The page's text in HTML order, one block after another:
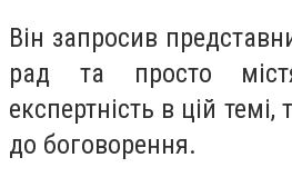
Він запросив
рад та просто
експертність в цій
до боговорення.